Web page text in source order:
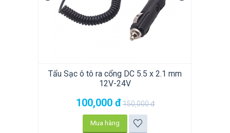
Tẩu Sạc ô tô ra cổng DC 5.5 x 2.1 mm
12V-24V
100,000 đ150,000đ
Mua hàng